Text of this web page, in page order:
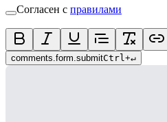
Согласен с правилами
comments.form.submitCtrl+↵